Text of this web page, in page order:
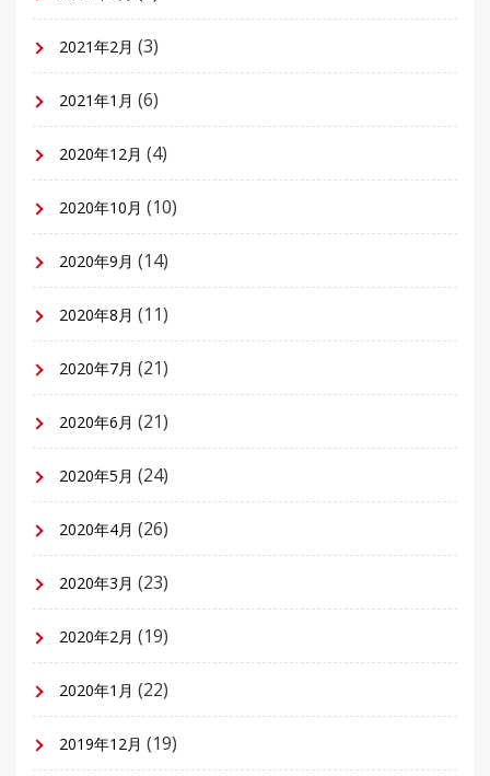
2021年2月 (3)
2021年1月 (6)
2020年12月 (4)
2020年10月 (10)
2020年9月 (14)
2020年8月 (11)
2020年7月 (21)
2020年6月 (21)
2020年5月 (24)
2020年4月 (26)
2020年3月 (23)
2020年2月 (19)
2020年1月 (22)
2019年12月 (19)